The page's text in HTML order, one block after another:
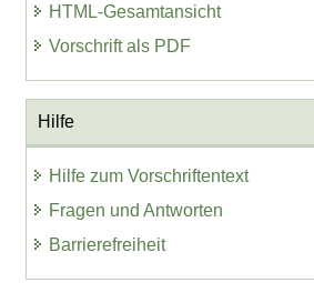
HTML-Gesamtansicht
Vorschrift als PDF
Hilfe
Hilfe zum Vorschriftentext
Fragen und Antworten
Barrierefreiheit